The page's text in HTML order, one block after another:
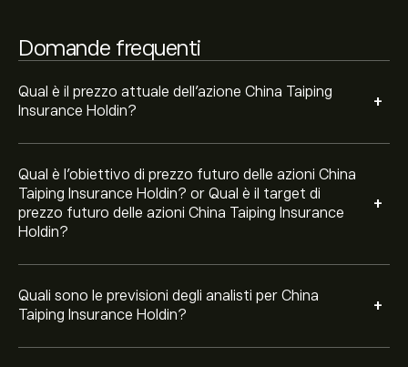
Domande frequenti
Qual è il prezzo attuale dell'azione China Taiping
Insurance Holdin?
+
Qual è l'obiettivo di prezzo futuro delle azioni China
Taiping Insurance Holdin? or Qual è il target di
prezzo futuro delle azioni China Taiping Insurance
Holdin?
+
Quali sono le previsioni degli analisti per China
Taiping Insurance Holdin?
+